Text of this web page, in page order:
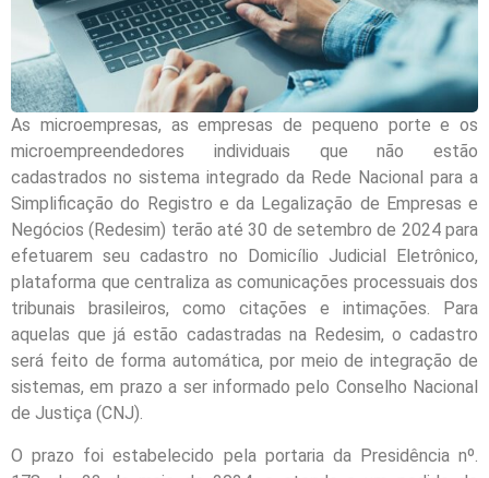
As microempresas, as empresas de pequeno porte e os
microempreendedores individuais que não estão
cadastrados no sistema integrado da Rede Nacional para a
Simplificação do Registro e da Legalização de Empresas e
Negócios (Redesim) terão até 30 de setembro de 2024 para
efetuarem seu cadastro no Domicílio Judicial Eletrônico,
plataforma que centraliza as comunicações processuais dos
tribunais brasileiros, como citações e intimações. Para
aquelas que já estão cadastradas na Redesim, o cadastro
será feito de forma automática, por meio de integração de
sistemas, em prazo a ser informado pelo Conselho Nacional
de Justiça (CNJ).
O prazo foi estabelecido pela portaria da Presidência nº.